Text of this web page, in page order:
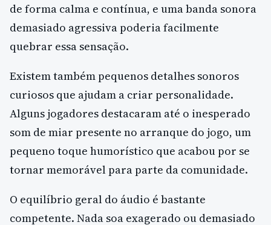
de forma calma e contínua, e uma banda sonora
demasiado agressiva poderia facilmente
quebrar essa sensação.
Existem também pequenos detalhes sonoros
curiosos que ajudam a criar personalidade.
Alguns jogadores destacaram até o inesperado
som de miar presente no arranque do jogo, um
pequeno toque humorístico que acabou por se
tornar memorável para parte da comunidade.
O equilíbrio geral do áudio é bastante
competente. Nada soa exagerado ou demasiado